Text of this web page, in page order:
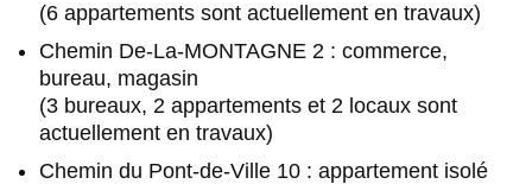
(6 appartements sont actuellement en travaux)
Chemin De-La-MONTAGNE 2 : commerce,
bureau, magasin
(3 bureaux, 2 appartements et 2 locaux sont
actuellement en travaux)
Chemin du Pont-de-Ville 10 : appartement isolé